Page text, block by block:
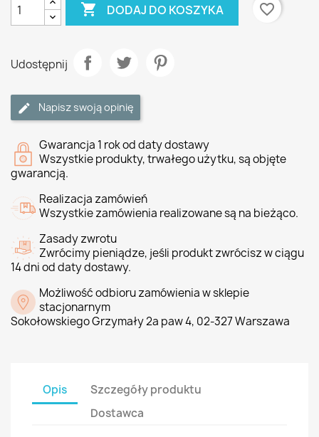
 DODAJ DO KOSZYKA favorite_border
Udostępnij
Napisz swoją opinię
Gwarancja 1 rok od daty dostawy
Wszystkie produkty, trwałego użytku, są objęte
gwarancją.
Realizacja zamówień
Wszystkie zamówienia realizowane są na bieżąco.
Zasady zwrotu
Zwrócimy pieniądze, jeśli produkt zwrócisz w ciągu
14 dni od daty dostawy.
Możliwość odbioru zamówienia w sklepie
stacjonarnym
Sokołowskiego Grzymały 2a paw 4, 02-327 Warszawa
Opis
Szczegóły produktu
Dostawca